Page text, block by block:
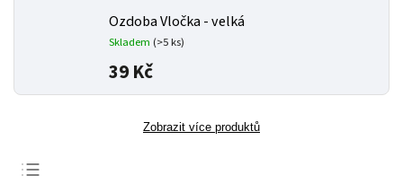
Ozdoba Vločka - velká
Skladem (>5 ks)
39 Kč
Zobrazit více produktů